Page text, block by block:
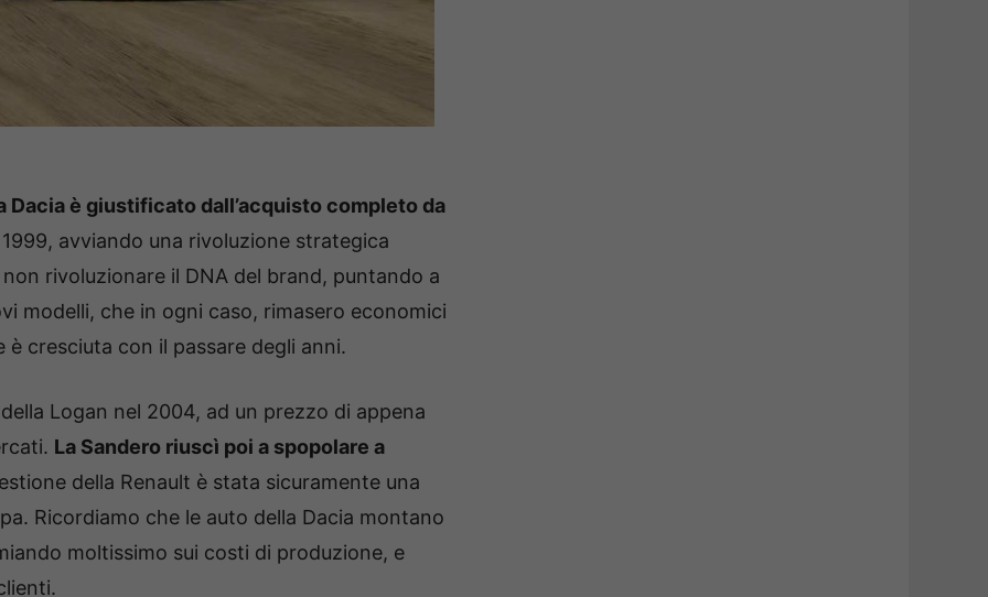
Dacia è giustificato dall’acquisto completo da
avviando una rivoluzione strategica
rivoluzionare il DNA del brand, puntando a
modelli, che in ogni caso, rimasero economici
cresciuta con il passare degli anni.
Logan nel 2004, ad un prezzo di appena
La Sandero riuscì poi a spopolare a
della Renault è stata sicuramente una
Ricordiamo che le auto della Dacia montano
moltissimo sui costi di produzione, e